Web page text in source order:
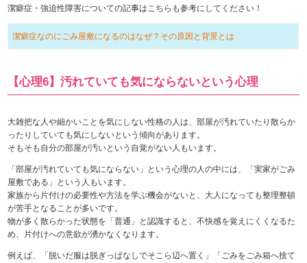
潔癖症・強迫性障害についての記事はこちらも参考にしてください！
潔癖症なのにごみ屋敷になるのはなぜ？その原因と背景とは
【心理6】汚れていても気にならないという心理
大雑把な人や細かいことを気にしない性格の人は、部屋が汚れていたり散らか
ったりしていても気にしないという傾向があります。
そもそも自分の部屋が汚いという自覚がない人もいます。
「部屋が汚れていても気にならない」という心理の人の中には、「実家がごみ
屋敷である」という人もいます。
家族から片付けの必要性や方法を学ぶ機会がないと、大人になっても整理整頓
が苦手となることが多いです。
物が多く散らかった状態を「普通」と認識すると、不快感を覚えにくくなるた
め、片付けへの意欲が湧かなくなります。
例えば、「脱いだ服は脱ぎっぱなしでそこら辺へ置く」「ごみをごみ箱へ捨て